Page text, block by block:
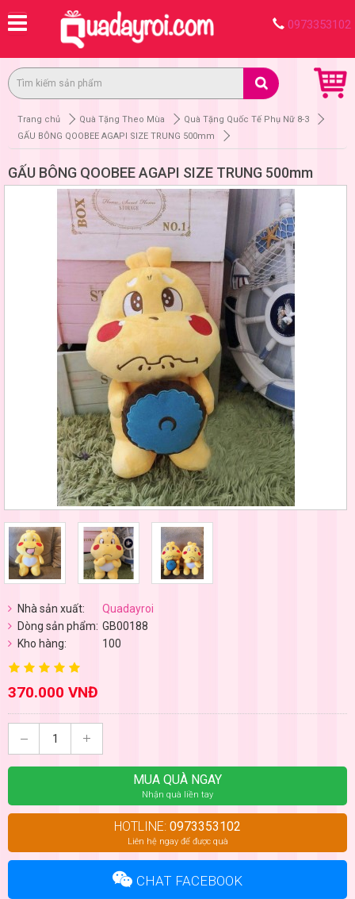
0973353102
Trang chủ Quà Tặng Theo Mùa
Quà Tặng Quốc Tế Phụ Nữ 8-3
GẤU BÔNG QOOBEE AGAPI SIZE TRUNG 500mm
GẤU BÔNG QOOBEE AGAPI SIZE TRUNG 500mm
Nhà sản xuất:
Quadayroi
Dòng sản phẩm: GB00188
Kho hàng:
100
370.000 VNĐ
MUA QUÀ NGAY
Nhận quà liền tay
HOTLINE: 0973353102
Liên hệ ngay để được quà
CHAT FACEBOOK